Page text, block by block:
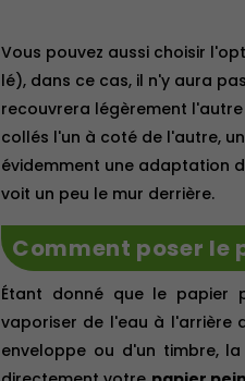
Vous pouvez aussi choisir
lé), dans ce cas, il n'y aura
recouvrera légèrement
collés l'un à coté de l'autre,
évidemment une adaptation
voit un peu le mur derrière.
Comment poser le
Étant donné que le papier
vaporiser de l'eau à l'arrière
enveloppe ou d'un timbre,